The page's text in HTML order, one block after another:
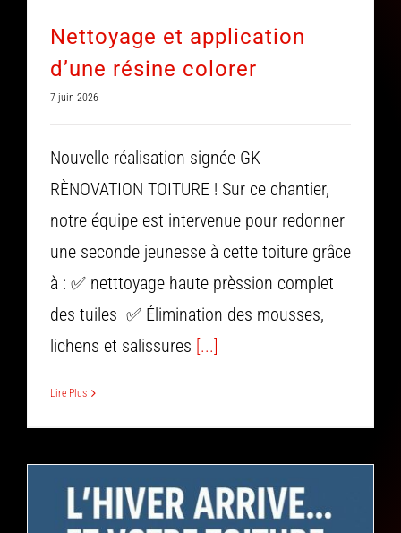
Nettoyage et application
d’une résine colorer
7 juin 2026
Nouvelle réalisation signée GK
RÈNOVATION TOITURE ! Sur ce chantier,
notre équipe est intervenue pour redonner
une seconde jeunesse à cette toiture grâce
à : ✅ netttoyage haute prèssion complet
des tuiles ✅ Élimination des mousses,
lichens et salissures [...]
Lire Plus